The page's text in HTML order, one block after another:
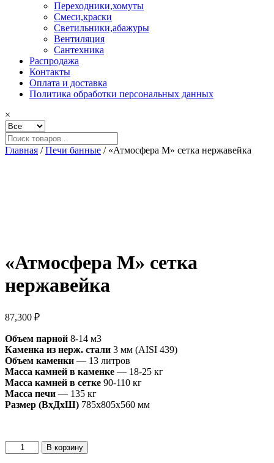
Переходники,хомуты
Смеси,краски
Светильники,абажуры
Вентиляция
Сантехника
Распродажа
Контакты
Оплата и доставка
Политика обработки персональных данных
×
Главная /Печи банные / «Атмосфера M» сетка нержавейка
«Атмосфера M» сетка
нержавейка
87,300 ₽
Объем парной 8-14 м3
Каменка из нерж. стали 3 мм (AISI 439)
Объем каменки — 13 литров
Масса камней в каменке — 18-25 кг
Масса камней в сетке 90-110 кг
Масса печи — 135 кг
Размер (ВхДхШ) 785х805х560 мм
Количество
товара
В корзину